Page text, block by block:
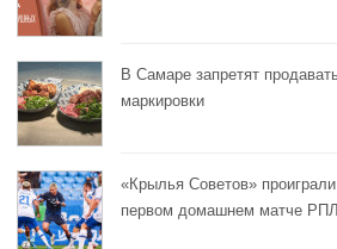
В Самаре запретят
маркировки
«Крылья Советов»
первом домашнем матче РПЛ